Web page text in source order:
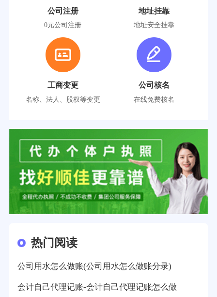
公司注册
0元公司注册
地址挂靠
地址安全挂靠
工商变更
名称、法人、股权等变更
公司核名
在线免费核名
热门阅读
公司用水怎么做账(公司用水怎么做账分录)
会计自己代理记账-会计自己代理记账怎么做